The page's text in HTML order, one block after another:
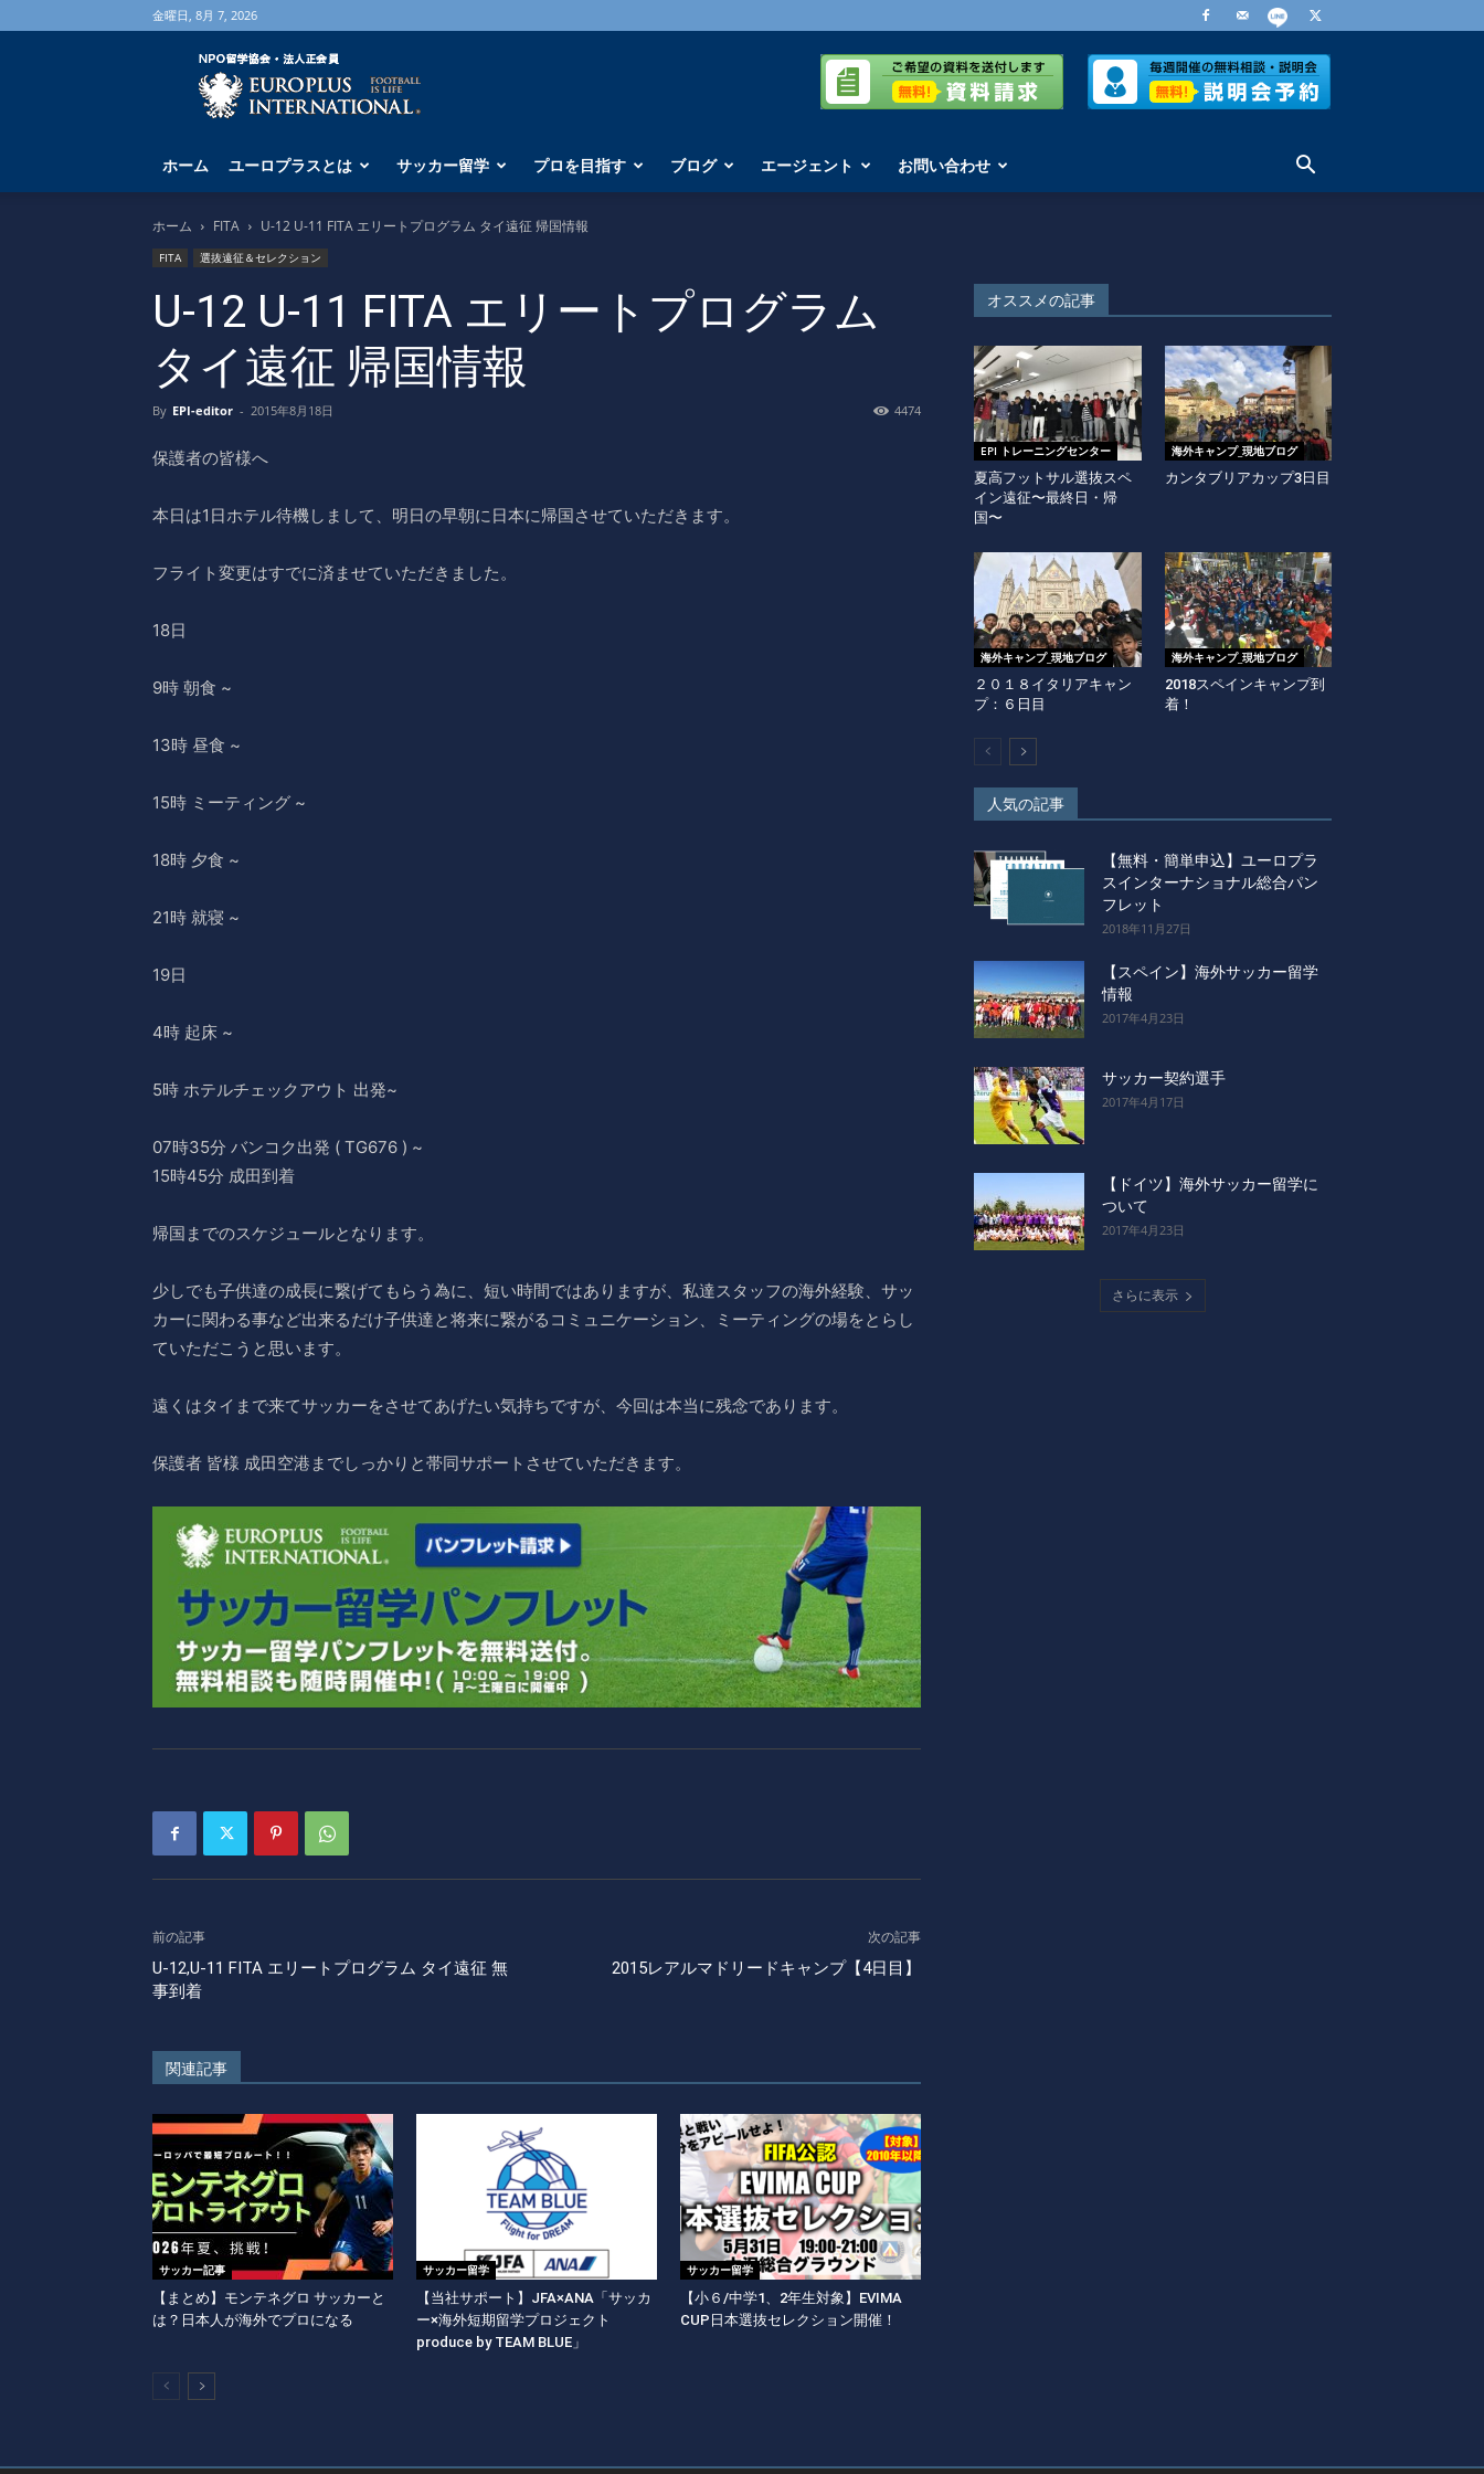
金曜日, 8月 7, 2026
海
外
サ
ー
学
な
ら
ユ
プ
ラ
ス
ホーム ユーロプラスとは サッカー留学 プロを目指す ブログ エージェント お問い合わせ
ホーム FITA U-12 U-11 FITA エリートプログラム タイ遠征 帰国情報
FITA 選抜遠征＆セレクション
U-12 U-11 FITA エリートプログラム
タイ遠征 帰国情報
By EPI-editor - 2015年8月18日 4474
保護者の皆様へ
本日は1日ホテル待機しまして、明日の早朝に日本に帰国させていただきます。
フライト変更はすでに済ませていただきました。
18日
9時 朝食 ~
13時 昼食 ~
15時 ミーティング ~
18時 夕食 ~
21時 就寝 ~
19日
4時 起床 ~
5時 ホテルチェックアウト 出発~
07時35分 バンコク出発 ( TG676 ) ~
15時45分 成田到着
帰国までのスケジュールとなります。
少しでも子供達の成長に繋げてもらう為に、短い時間ではありますが、私達スタッフの海外経験、サッ
カーに関わる事など出来るだけ子供達と将来に繋がるコミュニケーション、ミーティングの場をとらし
ていただこうと思います。
遠くはタイまで来てサッカーをさせてあげたい気持ちですが、今回は本当に残念であります。
保護者 皆様 成田空港までしっかりと帯同サポートさせていただきます。
前の記事
U-12,U-11 FITA エリートプログラム タイ遠征 無
事到着
次の記事
2015レアルマドリードキャンプ【4日目】
関連記事
サッカー記事
【まとめ】モンテネグロ サッカーと
は？日本人が海外でプロになる
サッカー留学
【当社サポート】JFA×ANA「サッカ
ー×海外短期留学プロジェクト
produce by TEAM BLUE」
サッカー留学
【小６/中学1、2年生対象】EVIMA
CUP日本選抜セレクション開催！
オススメの記事
EPI トレーニングセンター
夏高フットサル選抜スペ
イン遠征〜最終日・帰
国〜
海外キャンプ_現地ブログ
カンタブリアカップ3日目
海外キャンプ_現地ブログ
２０１８イタリアキャン
プ：６日目
海外キャンプ_現地ブログ
2018スペインキャンプ到
着！
人気の記事
【無料・簡単申込】ユーロプラ
スインターナショナル総合パン
フレット
2018年11月27日
【スペイン】海外サッカー留学
情報
2017年4月23日
サッカー契約選手
2017年4月17日
【ドイツ】海外サッカー留学に
ついて
2017年4月23日
さらに表示